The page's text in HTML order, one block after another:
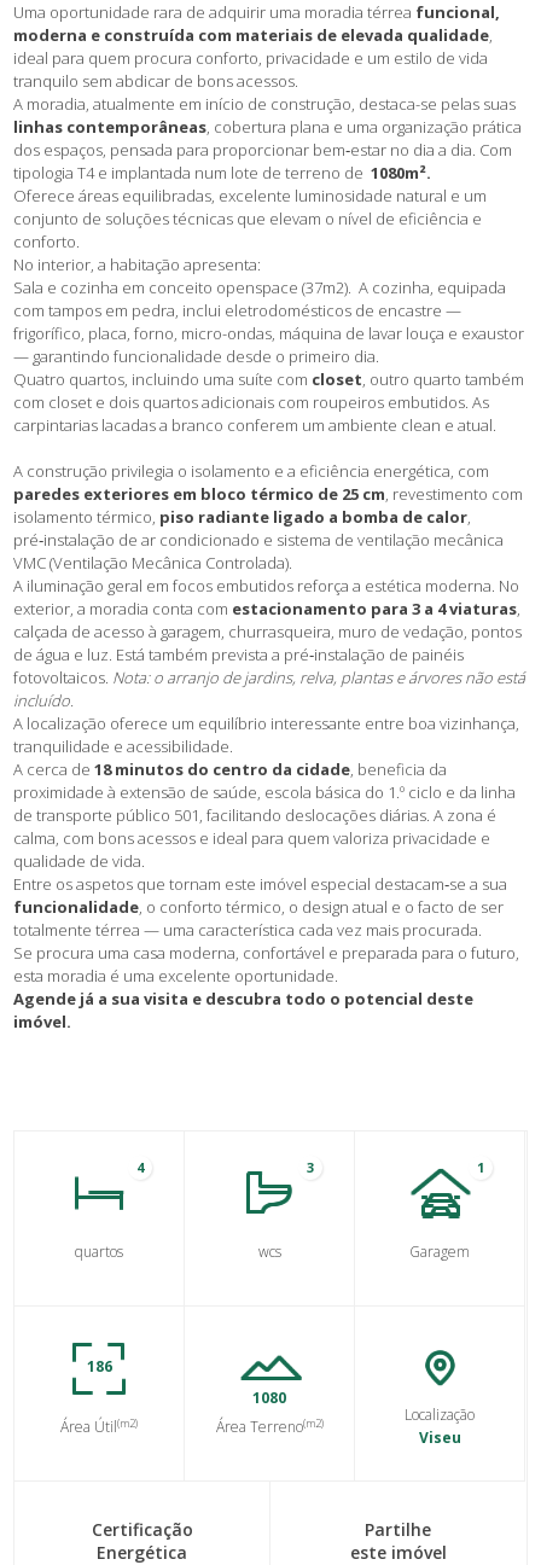
Uma oportunidade rara de adquirir uma moradia térrea funcional,
moderna e construída com materiais de elevada qualidade,
ideal para quem procura conforto, privacidade e um estilo de vida
tranquilo sem abdicar de bons acessos.
A moradia, atualmente em início de construção, destaca-se pelas suas
linhas contemporâneas, cobertura plana e uma organização prática
dos espaços, pensada para proporcionar bem‑estar no dia a dia. Com
tipologia T4 e implantada num lote de terreno de 1080m².
Oferece áreas equilibradas, excelente luminosidade natural e um
conjunto de soluções técnicas que elevam o nível de eficiência e
conforto.
No interior, a habitação apresenta:
Sala e cozinha em conceito openspace (37m2). A cozinha, equipada
com tampos em pedra, inclui eletrodomésticos de encastre —
frigorífico, placa, forno, micro-ondas, máquina de lavar louça e exaustor
— garantindo funcionalidade desde o primeiro dia.
Quatro quartos, incluindo uma suíte com closet, outro quarto também
com closet e dois quartos adicionais com roupeiros embutidos. As
carpintarias lacadas a branco conferem um ambiente clean e atual.
A construção privilegia o isolamento e a eficiência energética, com
paredes exteriores em bloco térmico de 25 cm, revestimento com
isolamento térmico, piso radiante ligado a bomba de calor,
pré‑instalação de ar condicionado e sistema de ventilação mecânica
VMC (Ventilação Mecânica Controlada).
A iluminação geral em focos embutidos reforça a estética moderna. No
exterior, a moradia conta com estacionamento para 3 a 4 viaturas,
calçada de acesso à garagem, churrasqueira, muro de vedação, pontos
de água e luz. Está também prevista a pré‑instalação de painéis
fotovoltaicos. Nota: o arranjo de jardins, relva, plantas e árvores não está
incluído.
A localização oferece um equilíbrio interessante entre boa vizinhança,
tranquilidade e acessibilidade.
A cerca de18 minutos do centro da cidade, beneficia da
proximidade à extensão de saúde, escola básica do 1.º ciclo e da linha
de transporte público 501, facilitando deslocações diárias. A zona é
calma, com bons acessos e ideal para quem valoriza privacidade e
qualidade de vida.
Entre os aspetos que tornam este imóvel especial destacam‑se a sua
funcionalidade, o conforto térmico, o design atual e o facto de ser
totalmente térrea — uma característica cada vez mais procurada.
Se procura uma casa moderna, confortável e preparada para o futuro,
esta moradia é uma excelente oportunidade.
Agende já a sua visita e descubra todo o potencial deste
imóvel.
4
quartos
3
wcs
1
Garagem
186
Área Útil(m2)
1080
Área Terreno(m2)
Localização
Viseu
Certificação
Energética
Partilhe
este imóvel